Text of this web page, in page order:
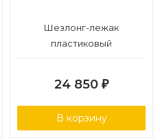
Шезлонг-лежак
пластиковый
24 850 ₽
В корзину